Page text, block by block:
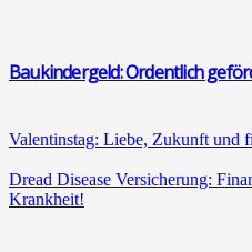
Bau­kin­der­geld: Ordent­lich
Valen­tins­tag: Lie­be, Zukunft und
Dread Dise­a­se Ver­si­che­rung:
Krank­heit!